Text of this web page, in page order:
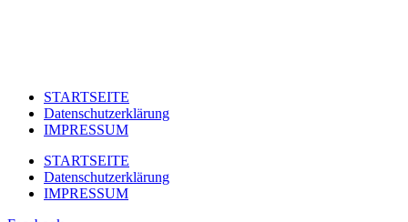
STARTSEITE
Datenschutzerklärung
IMPRESSUM
STARTSEITE
Datenschutzerklärung
IMPRESSUM